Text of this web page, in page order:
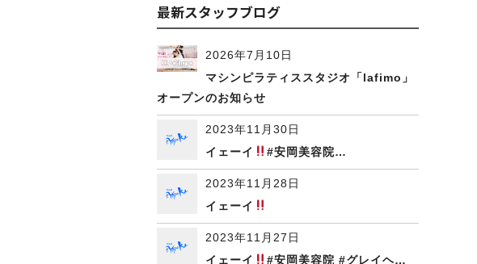
最新スタッフブログ
2026年7月10日
マシンピラティススタジオ「lafimo」
オープンのお知らせ
2023年11月30日
イェーイ
#安岡美容院…
2023年11月28日
イェーイ
2023年11月27日
イェーイ
#安岡美容院 #グレイヘ…